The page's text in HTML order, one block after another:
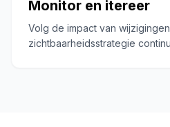
Monitor en itereer
Volg de impact van
zichtbaarheidsstrategie